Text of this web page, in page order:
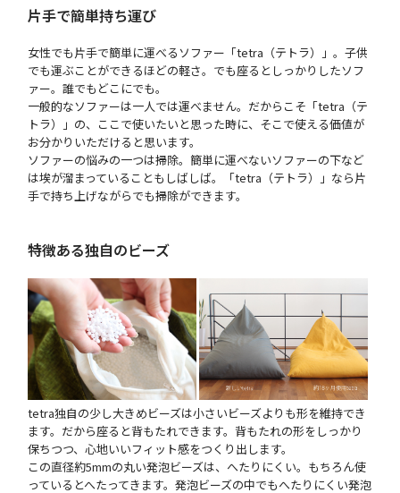
片手で簡単持ち運び
女性でも片手で簡単に運べるソファー「tetra（テトラ）」。子供
でも運ぶことができるほどの軽さ。でも座るとしっかりしたソフ
ァー。誰でもどこにでも。
一般的なソファーは一人では運べません。だからこそ「tetra（テ
トラ）」の、ここで使いたいと思った時に、そこで使える価値が
お分かりいただけると思います。
ソファーの悩みの一つは掃除。簡単に運べないソファーの下など
は埃が溜まっていることもしばしば。「tetra（テトラ）」なら片
手で持ち上げながらでも掃除ができます。
特徴ある独自のビーズ
tetra独自の少し大きめビーズは小さいビーズよりも形を維持でき
ます。だから座ると背もたれできます。背もたれの形をしっかり
保ちつつ、心地いいフィット感をつくり出します。
この直径約5mmの丸い発泡ビーズは、へたりにくい。もちろん使
っているとへたってきます。発泡ビーズの中でもへたりにくい発泡